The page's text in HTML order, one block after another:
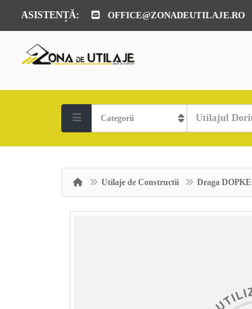
ASISTENȚĂ: OFFICE@ZONADEUTILAJE.RO
Utilaje de Constructii Draga DOPKE